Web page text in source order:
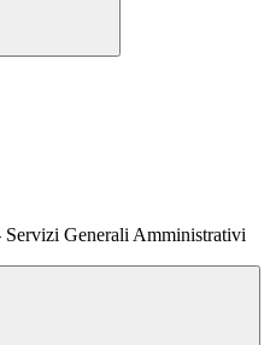
Generali Amministrativi